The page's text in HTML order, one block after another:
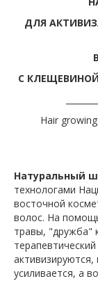
ДЛЯ
С
Hair
Натуральный
технологами
восточной
волос. На
травы, "дружба"
усиливается, а